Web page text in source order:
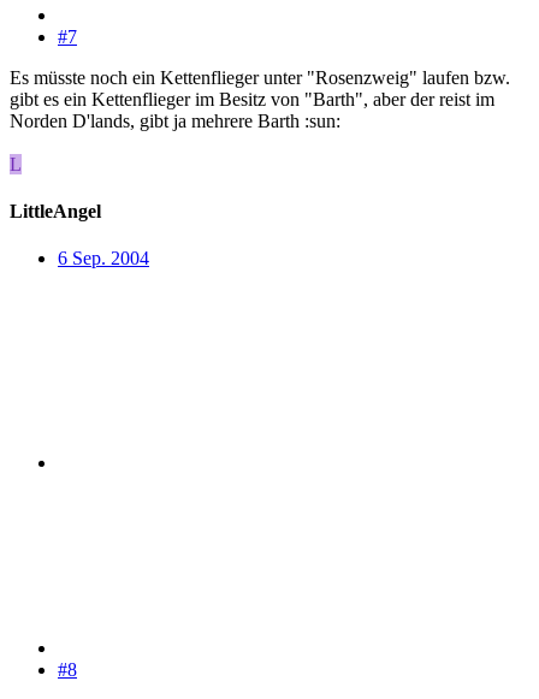
#7
Es müsste noch ein Kettenflieger unter "Rosenzweig" laufen bzw.
gibt es ein Kettenflieger im Besitz von "Barth", aber der reist im
Norden D'lands, gibt ja mehrere Barth :sun:
L
LittleAngel
6 Sep. 2004
#8